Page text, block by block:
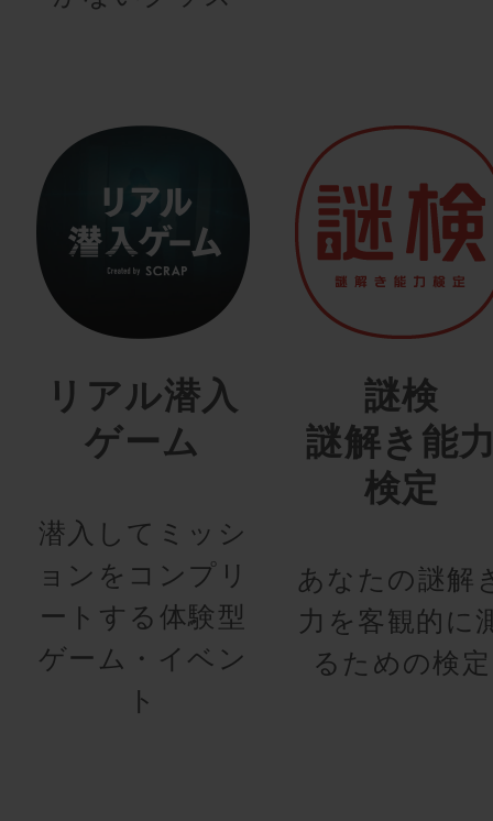
リアル潜入
ゲーム
潜入してミッシ
ョンをコンプリ
ートする体験型
ゲーム・イベン
ト
謎検
謎解き能
検定
あなたの謎解
力を客観的に
るための検定